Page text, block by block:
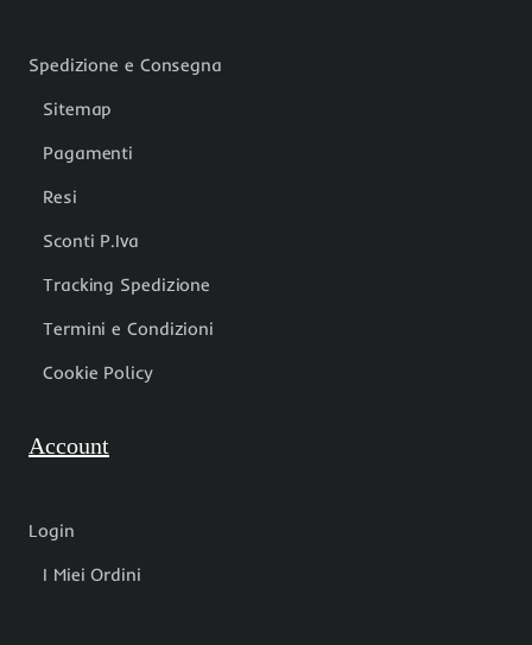
Spedizione e Consegna
Sitemap
Pagamenti
Resi
Sconti P.Iva
Tracking Spedizione
Termini e Condizioni
Cookie Policy
Account
Login
I Miei Ordini